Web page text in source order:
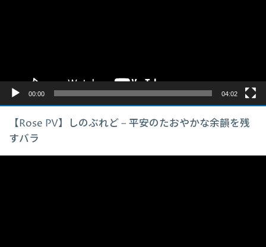
00:00 04:02
【Rose PV】しのぶれど – 平安のたおやかな余韻を残
すバラ